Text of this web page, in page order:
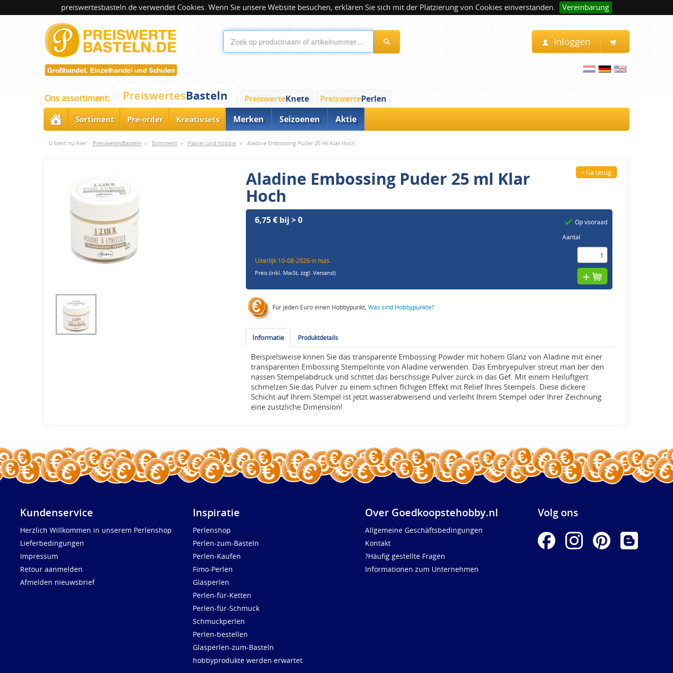
preiswertesbasteln.de verwendet Cookies. Wenn Sie unsere Website besuchen, erklären Sie sich mit der Platzierung von Cookies einverstanden. Vereinbarung
Inloggen
Ons assortiment: PreiswertesBasteln PreiswerteKnete PreiswertePerlen
Sortiment Pre-order Kreativsets Merken Seizoenen Aktie
U bent nu hier: PreiswertesBasteln » Sortiment » Papier und hobbie » Aladine Embossing Puder 25 ml Klar Hoch
Aladine Embossing Puder 25 ml Klar
Hoch
< Ga terug
6,75 € bij > 0
Uiterlijk 10-08-2026 in huis.
Preis (inkl. MwSt,zzgl. Versand)
Op vooraad
Aantal
Für jeden Euro einen Hobbypunkt,Was sind Hobbypunkte?
Informatie Produktdetails
Beispielsweise knnen Sie das transparente Embossing Powder mit hohem Glanz von Aladine mit einer
transparenten Embossing Stempeltinte von Aladine verwenden. Das Embryepulver streut man ber den
nassen Stempelabdruck und schttet das berschssige Pulver zurck in das Gef. Mit einem Heiluftgert
schmelzen Sie das Pulver zu einem schnen flchigen Effekt mit Relief Ihres Stempels. Diese dickere
Schicht auf Ihrem Stempel ist jetzt wasserabweisend und verleiht Ihrem Stempel oder Ihrer Zeichnung
eine zustzliche Dimension!
Kundenservice
Herzlich Willkommen in unserem Perlenshop
Lieferbedingungen
Impressum
Retour aanmelden
Afmelden nieuwsbrief
Inspiratie
Perlenshop
Perlen-zum-Basteln
Perlen-Kaufen
Fimo-Perlen
Glasperlen
Perlen-für-Ketten
Perlen-für-Schmuck
Schmuckperlen
Perlen-bestellen
Glasperlen-zum-Basteln
hobbyprodukte werden erwartet
Over Goedkoopstehobby.nl
Allgemeine Geschäftsbedingungen
Kontakt
?Häufig gestellte Fragen
Informationen zum Unternehmen
Volg ons